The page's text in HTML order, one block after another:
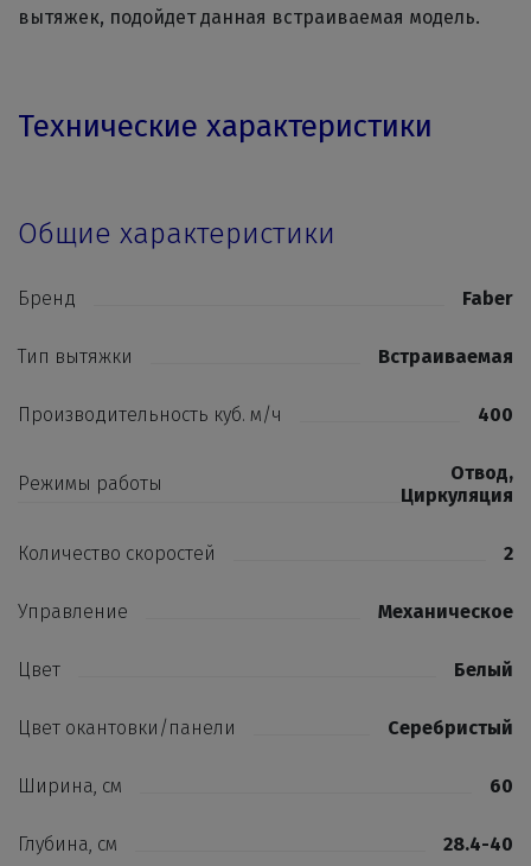
вытяжек, подойдет данная встраиваемая модель.
Технические характеристики
Общие характеристики
Бренд Faber
Тип вытяжки Встраиваемая
Производительность куб. м/ч 400
Режимы работы Отвод,
Циркуляция
Количество скоростей 2
Управление Механическое
Цвет Белый
Цвет окантовки/панели Серебристый
Ширина, см 60
Глубина, см 28.4-40